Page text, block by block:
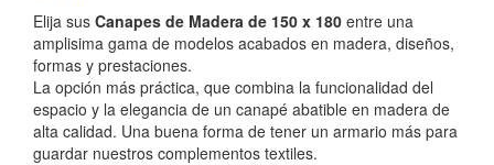
Elija sus Canapes de Madera de 150 x 180 entre una
amplisima gama de modelos acabados en madera, diseños,
formas y prestaciones.
La opción más práctica, que combina la funcionalidad del
espacio y la elegancia de un canapé abatible en madera de
alta calidad. Una buena forma de tener un armario más para
guardar nuestros complementos textiles.